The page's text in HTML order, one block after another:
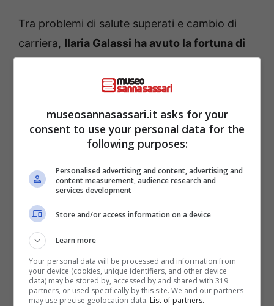
Tra problemi di salute superati e cambio di
carriera, Ilaria Galassi ha avuto la fortuna di
costruito una splendida famiglia. Lei e Daniele
quando lui non conosceva ancora i trascorsi
televisivi della 48enne.
museosannasassari.it asks for your
consent to use your personal data for the
following purposes:
Personalised advertising and content, advertising and
content measurement, audience research and
services development
Store and/or access information on a device
Learn more
Your personal data will be processed and information from
your device (cookies, unique identifiers, and other device
data) may be stored by, accessed by and shared with 319
partners, or used specifically by this site. We and our partners
may use precise geolocation data. List of partners.